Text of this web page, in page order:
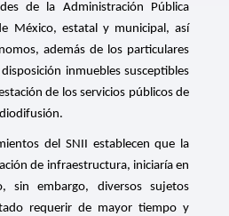
de la Administración Pública
México, estatal y municipal, así
además de los particulares
inmuebles susceptibles
de los servicios públicos de
del SNII establecen que la
de infraestructura, iniciaría en
sin embargo, diversos sujetos
requerir de mayor tiempo y